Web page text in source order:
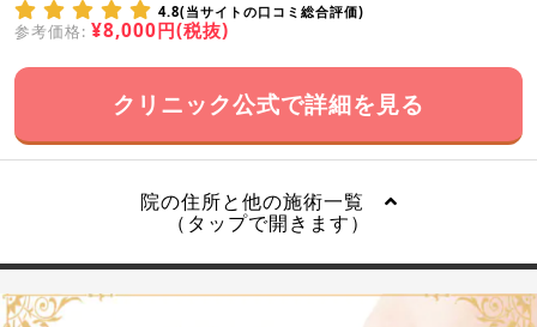
4.8(当サイトの口コミ総合評価)
参考価格: ¥8,000円(税抜)
クリニック公式で詳細を見る
院の住所と他の施術一覧
（タップで開きます）